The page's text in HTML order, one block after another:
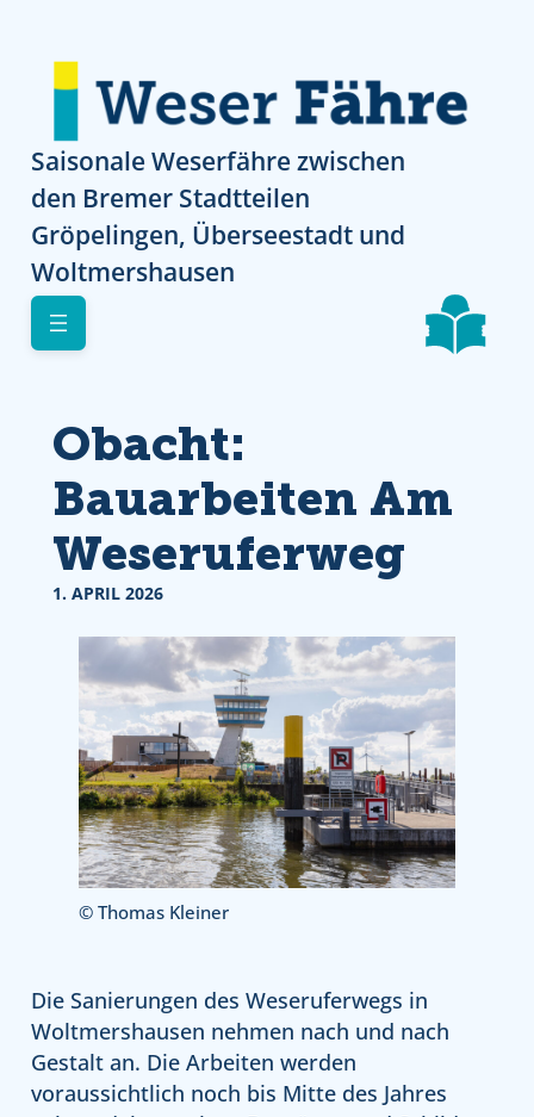
Direkt zur Navigation
Direkt zur Navigation
Direkt zum Inhalt
Skip to footer
Saisonale Weserfähre zwischen
den Bremer Stadtteilen
Gröpelingen, Überseestadt und
Woltmershausen
Obacht:
Bauarbeiten Am
Weseruferweg
1. APRIL 2026
© Thomas Kleiner
Die Sanierungen des Weseruferwegs in
Woltmershausen nehmen nach und nach
Gestalt an. Die Arbeiten werden
voraussichtlich noch bis Mitte des Jahres